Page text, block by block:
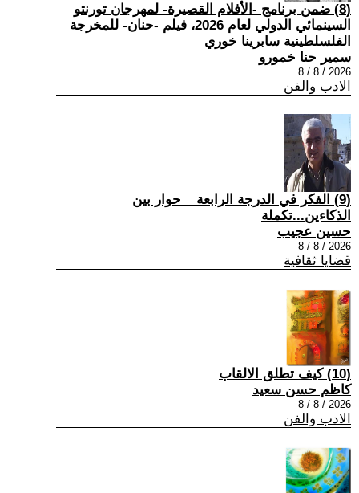
(8) ضمن برنامج -الأفلام القصيرة- لمهرجان تورنتو
السينمائي الدولي لعام 2026، فيلم -حنان- للمخرجة
الفلسلطينية سابرينا خوري
سمير حنا خمورو
2026 / 8 / 8
الادب والفن
(9) الفكر في الدرجة الرابعة _ حوار بين
الذكاءين...تكملة
حسين عجيب
2026 / 8 / 8
قضايا ثقافية
(10) كيف تطلق الالقاب
كاظم حسن سعيد
2026 / 8 / 8
الادب والفن